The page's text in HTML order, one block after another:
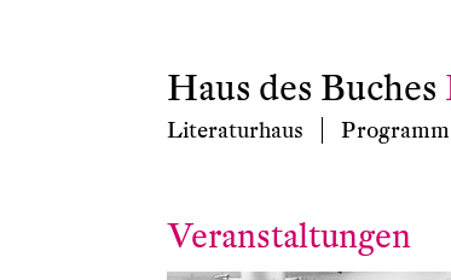
Haus des Buches
Literaturhaus Programm
Veranstaltungen